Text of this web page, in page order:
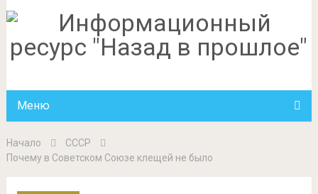
Меню
Начало
СССР
Почему в Советском Союзе клещей не было